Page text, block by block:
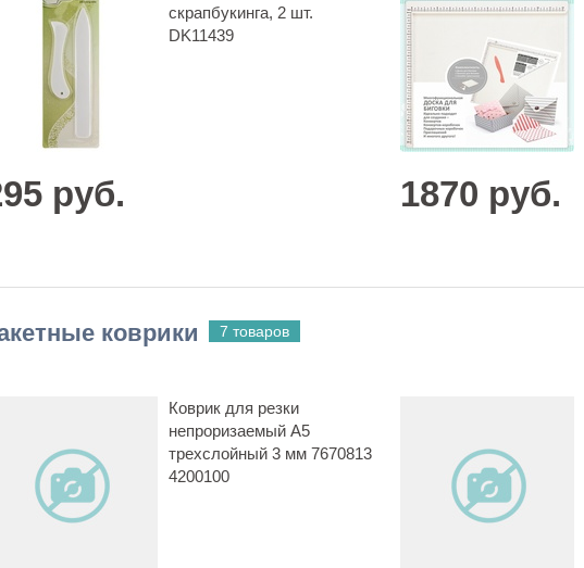
скрапбукинга, 2 шт.
DK11439
руб. 1870 руб.
коврики 7 товаров
Коврик для резки
непроризаемый A5
трехслойный 3 мм 7670813
4200100